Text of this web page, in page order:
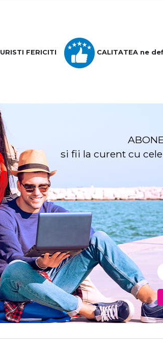
FERICITI CALITATEA ne
si fii la curent cu